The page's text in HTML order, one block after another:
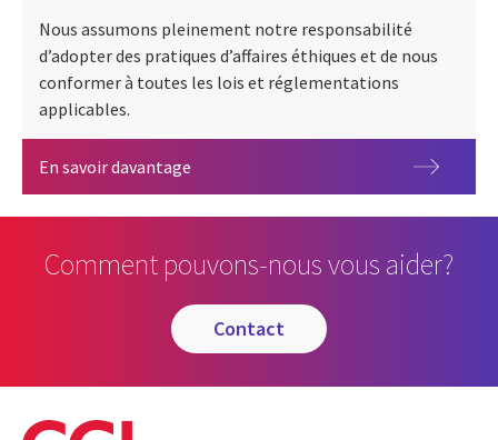
Nous assumons pleinement notre responsabilité
d’adopter des pratiques d’affaires éthiques et de nous
conformer à toutes les lois et réglementations
applicables.
En savoir davantage
Comment pouvons-nous vous aider?
contact